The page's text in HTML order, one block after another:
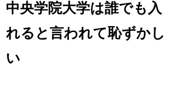
中央学院大学は誰でも入
れると言われて恥ずかし
い